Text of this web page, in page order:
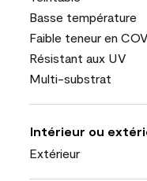
Basse température
Faible teneur en COV
Résistant aux UV
Multi-substrat
Intérieur ou
Extérieur